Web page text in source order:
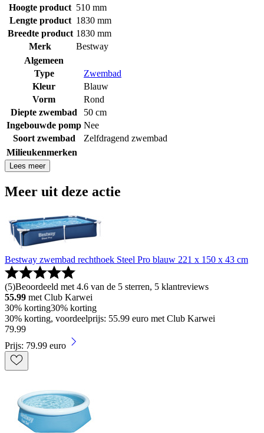
Hoogte product 510 mm
Lengte product 1830 mm
Breedte product 1830 mm
Merk
Bestway
Algemeen
Type
Zwembad
Kleur
Blauw
Vorm
Rond
Diepte zwembad
50 cm
Ingebouwde pomp Nee
Soort zwembad
Zelfdragend zwembad
Milieukenmerken
Lees meer
Meer uit deze actie
Bestway zwembad rechthoek Steel Pro blauw 221 x 150 x 43 cm
(5)Beoordeeld met 4.6 van de 5 sterren, 5 klantreviews
55.99 met Club Karwei
30% korting30% korting
30% korting, voordeelprijs: 55.99 euro met Club Karwei
79.99
Prijs: 79.99 euro